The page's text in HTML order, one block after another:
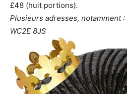
£48 (huit portions).
Plusieurs adresses, notamment
WC2E 8JS